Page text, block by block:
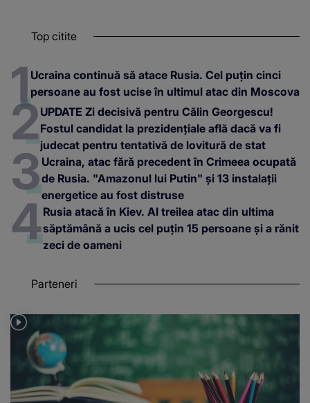
Top citite
Ucraina continuă să atace Rusia. Cel puțin cinci
persoane au fost ucise în ultimul atac din Moscova
UPDATE Zi decisivă pentru Călin Georgescu!
Fostul candidat la prezidențiale află dacă va fi
judecat pentru tentativă de lovitură de stat
Ucraina, atac fără precedent în Crimeea ocupată
de Rusia. "Amazonul lui Putin" și 13 instalații
energetice au fost distruse
Rusia atacă în Kiev. Al treilea atac din ultima
săptămână a ucis cel puțin 15 persoane și a rănit
zeci de oameni
Parteneri